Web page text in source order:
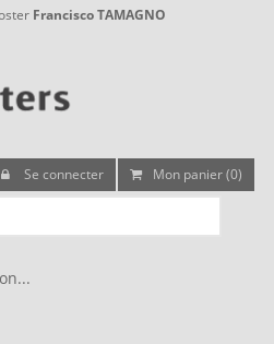
Francisco TAMAGNO
Se connecter Mon panier (0)